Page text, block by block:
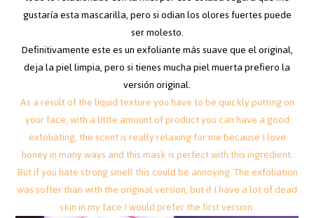
gustaría esta mascarilla, pero si odian los olores fuertes puede
ser molesto.
Definitivamente este es un exfoliante más suave que el original,
deja la piel limpia, pero si tienes mucha piel muerta prefiero la
versión original.
As a result of the liquid texture you have to be quickly putting on
your face, with a little amount of product you can have a good
exfoliating, the scent is really relaxing for me because I love
honey in many ways and this mask is perfect with this ingredient.
But if you hate strong smell this could be annoying. The exfoliation
was softer than with the original version, but if I have a lot of dead
skin in my face I would prefer the first version.